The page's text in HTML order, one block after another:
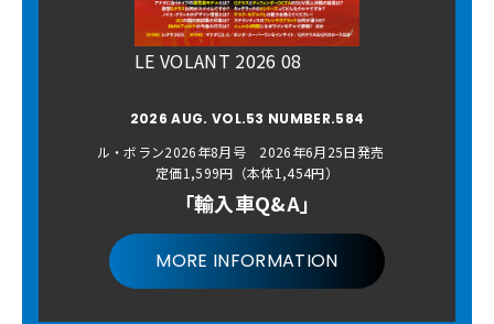
LE VOLANT 2026 08
2026 AUG. VOL.53 NUMBER.584
ル・ボラン2026年8月号 2026年6月25日発売
定価1,599円（本体1,454円）
「輸入車Q&A」
MORE INFORMATION